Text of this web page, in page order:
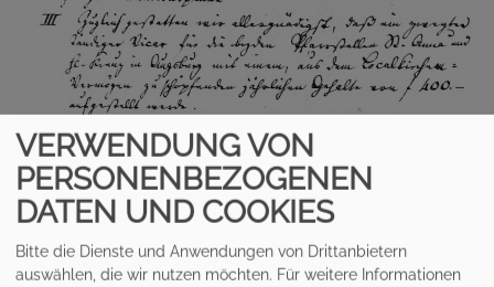
VERWENDUNG VON
PERSONENBEZOGENEN
DATEN UND COOKIES
Bitte die Dienste und Anwendungen von Drittanbietern
auswählen, die wir nutzen möchten. Für weitere Informationen